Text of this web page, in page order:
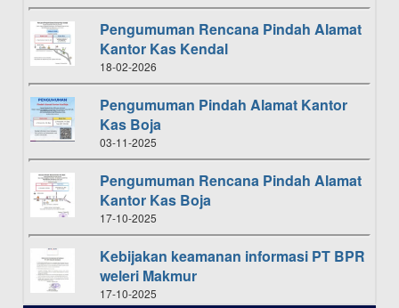
Pengumuman Rencana Pindah Alamat
Kantor Kas Kendal
18-02-2026
Pengumuman Pindah Alamat Kantor
Kas Boja
03-11-2025
Pengumuman Rencana Pindah Alamat
Kantor Kas Boja
17-10-2025
Kebijakan keamanan informasi PT BPR
weleri Makmur
17-10-2025